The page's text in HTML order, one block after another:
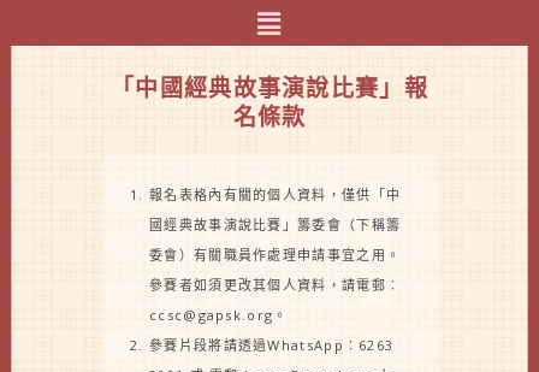
Menu
「中國經典故事演說比賽」報
名條款
報名表格內有關的個人資料，僅供「中
國經典故事演說比賽」籌委會（下稱籌
委會）有關職員作處理申請事宜之用。
參賽者如須更改其個人資料，請電郵︰
ccsc@gapsk.org。
參賽片段將請透過WhatsApp︰6263